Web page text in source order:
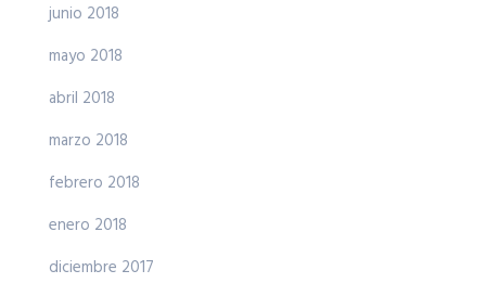
junio 2018
mayo 2018
abril 2018
marzo 2018
febrero 2018
enero 2018
diciembre 2017